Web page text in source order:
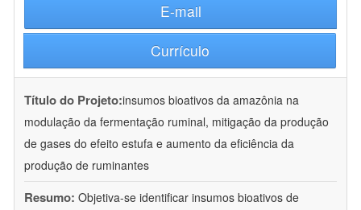
E-mail
Currículo
Título do Projeto:insumos bioativos da amazônia na
modulação da fermentação ruminal, mitigação da produção
de gases do efeito estufa e aumento da eficiência da
produção de ruminantes
Resumo: Objetiva-se identificar insumos bioativos de